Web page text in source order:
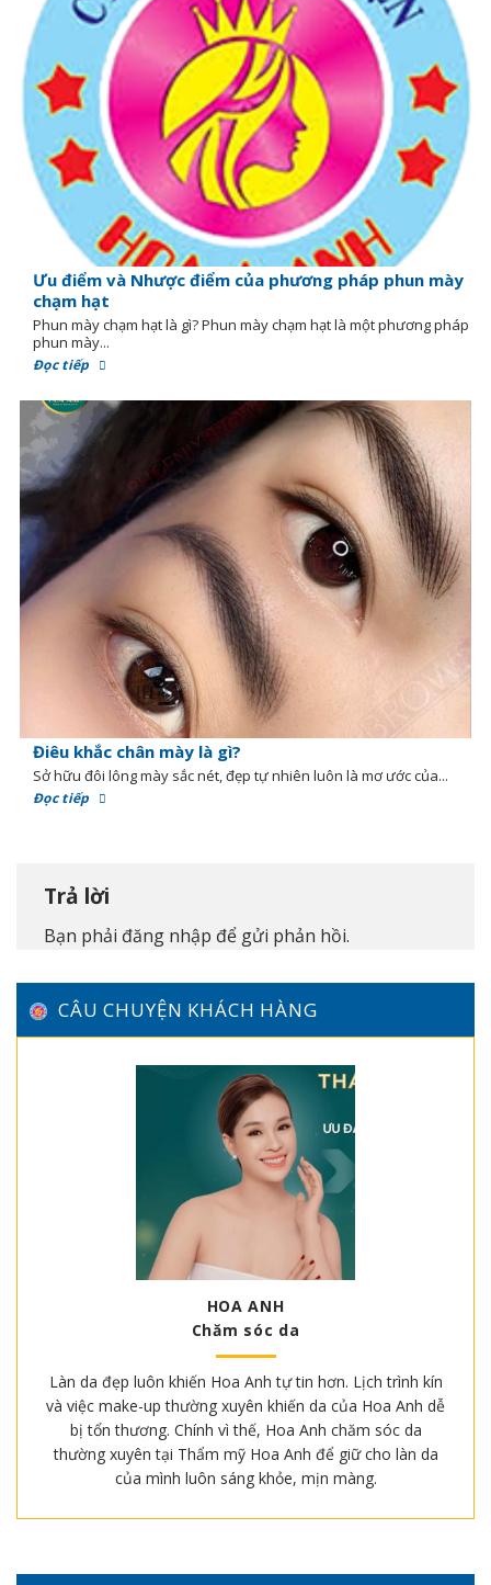
Ưu điểm và Nhược điểm của phương pháp phun mày
chạm hạt
Phun mày chạm hạt là gì? Phun mày chạm hạt là một phương pháp
phun mày...
Đọc tiếp
Điêu khắc chân mày là gì?
Sở hữu đôi lông mày sắc nét, đẹp tự nhiên luôn là mơ ước của...
Đọc tiếp
Trả lời
Bạn phải đăng nhập để gửi phản hồi.
CÂU CHUYỆN KHÁCH HÀNG
HOA ANH
Chăm sóc da
Làn da đẹp luôn khiến Hoa Anh tự tin hơn. Lịch trình kín
và việc make-up thường xuyên khiến da của Hoa Anh dễ
bị tổn thương. Chính vì thế, Hoa Anh chăm sóc da
thường xuyên tại Thẩm mỹ Hoa Anh để giữ cho làn da
của mình luôn sáng khỏe, mịn màng.